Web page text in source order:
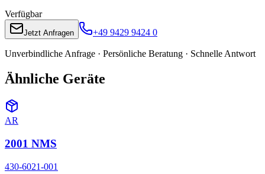
Verfügbar
Jetzt Anfragen +49 9429 9424 0
Unverbindliche Anfrage · Persönliche Beratung · Schnelle Antwort
Ähnliche Geräte
AR
2001 NMS
430-6021-001